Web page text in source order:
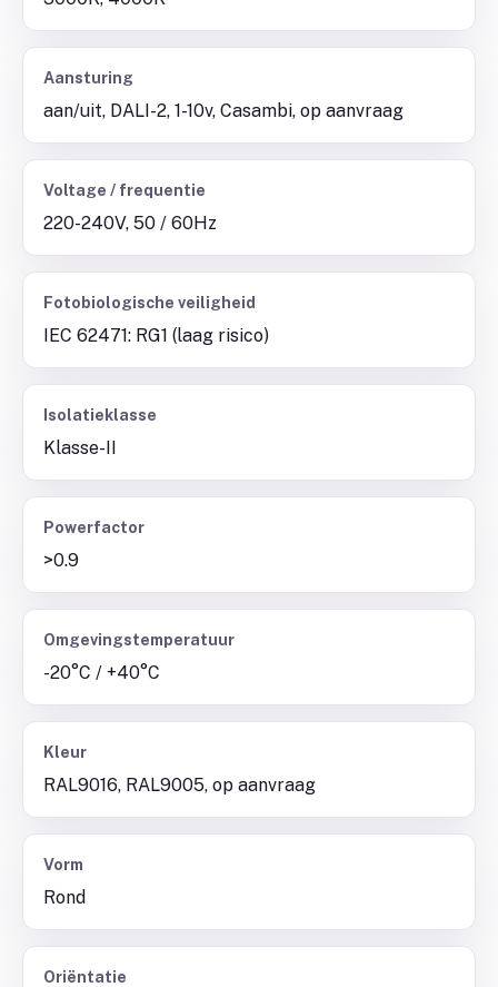
Aansturing
aan/uit, DALI-2, 1-10v, Casambi, op aanvraag
Voltage / frequentie
220-240V, 50 / 60Hz
Fotobiologische veiligheid
IEC 62471: RG1 (laag risico)
Isolatieklasse
Klasse-II
Powerfactor
>0.9
Omgevingstemperatuur
-20°C / +40°C
Kleur
RAL9016, RAL9005, op aanvraag
Vorm
Rond
Oriëntatie